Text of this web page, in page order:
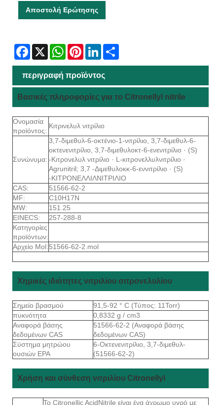
Αποστολή Ερώτησης
Facebook
X WhatsAppPinterestLinkedIn
περιγραφή προϊόντος
Βασικές πληροφορίες για το Citronellyl nitrile
Ονομασία
προϊόντος:
Κιτρινελυλ νιτρίλιο
Συνώνυμα:
3,7-διμεθυλ-6-οκτένιο-1-νιτρίλιο, 3,7-διμεθυλ-6-
οκτενενιτρίλιο, 3,7-διμεθυλοκτ-6-ενενιτρίλιο · (S)
-Κιτρονελυλ νιτρίλιο · L-κιτρονελλυλνιτρίλιο ·
Agrunitril; 3,7 -Διμεθυλοκκ-6-εννιτρίλιο · (S)
-ΚΙΤΡΟΝΕΛΛΙΛΝΙΤΡΙΛΙΟ
CAS:
51566-62-2
MF:
C10H17Ν
MW:
151.25
EINECS:
257-288-8
Κατηγορίες
προϊόντων:
Αρχείο Mol:51566-62-2.mol
Χημικές ιδιότητες νιτριλίου σιτρονελυλίου
Σημείο βρασμού
91,5-92 ° C (Τύπος: 11Torr)
πυκνότητα
0,8332 g / cm3
Αναφορά βάσης
δεδομένων CAS
51566-62-2 (Αναφορά βάσης
δεδομένων CAS)
Σύστημα μητρώου
ουσιών EPA
6-Οκτενενιτρίλιο, 3,7-διμεθυλ-
(51566-62-2)
Χρήση και σύνθεση νιτριλίου Citronellyl
Το Citronellic AcidNitrile είναι ένα άχρωμο υγρό με